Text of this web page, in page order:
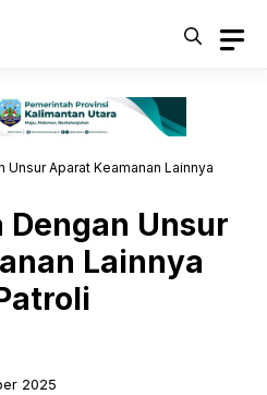
Unsur Aparat Keamanan Lainnya
Dengan Unsur
Lainnya
2025